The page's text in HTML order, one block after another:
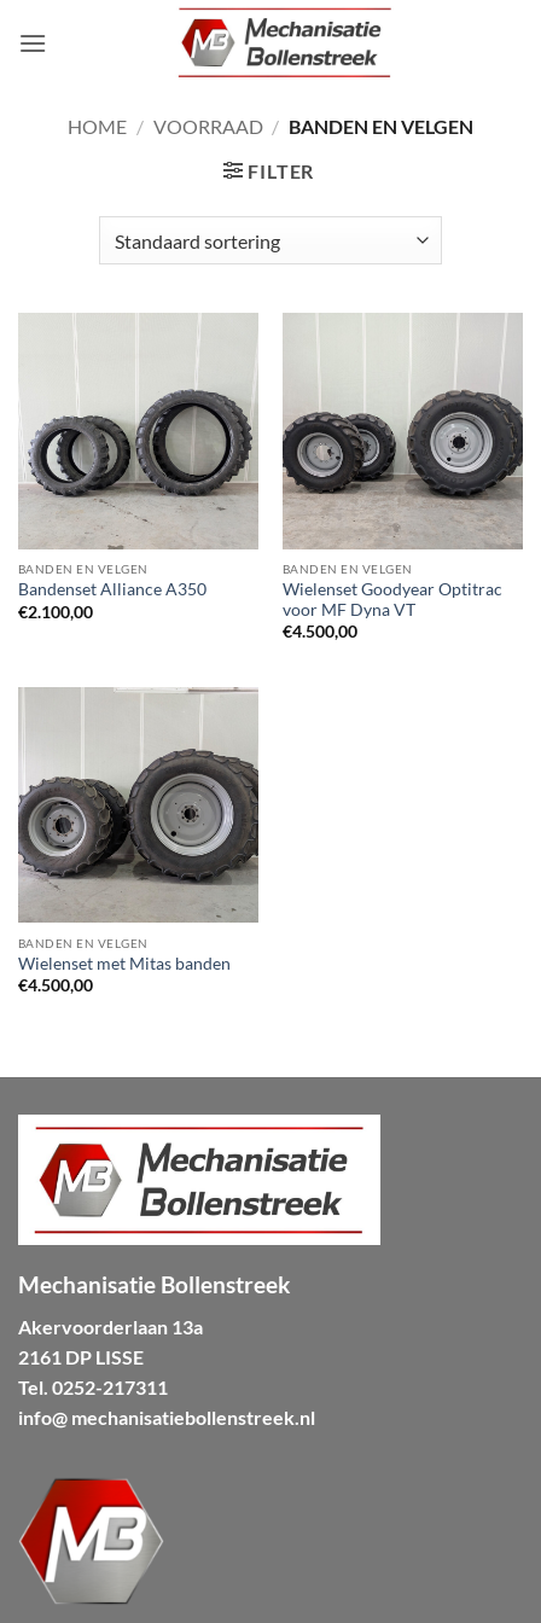
naar
HOME / VOORRAAD / BANDEN EN VELGEN
FILTER
BANDEN EN VELGEN
Bandenset Alliance A350
€2.100,00
BANDEN EN VELGEN
Wielenset Goodyear Optitrac
voor MF Dyna VT
€4.500,00
BANDEN EN VELGEN
Wielenset met Mitas banden
€4.500,00
Mechanisatie Bollenstreek
Akervoorderlaan 13a
2161 DP LISSE
Tel. 0252-217311
info@ mechanisatiebollenstreek.nl